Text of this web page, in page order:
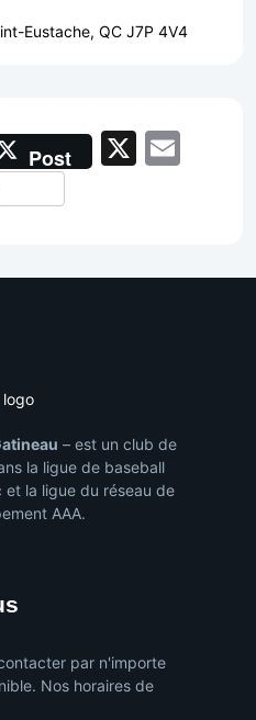
Eustache, QC J7P 4V4
Post X
– est un club de
la ligue de baseball
et la ligue du réseau de
AAA.
par n'importe
Nos horaires de